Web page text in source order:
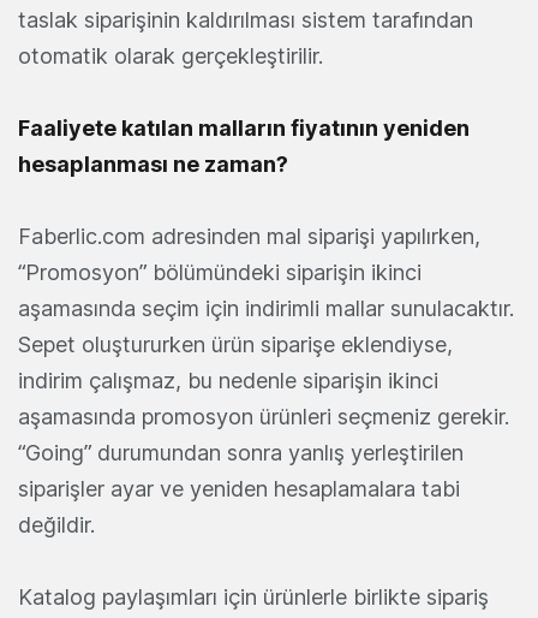
taslak siparişinin kaldırılması sistem tarafından
otomatik olarak gerçekleştirilir.
Faaliyete katılan malların fiyatının yeniden
hesaplanması ne zaman?
Faberlic.com adresinden mal siparişi yapılırken,
“Promosyon” bölümündeki siparişin ikinci
aşamasında seçim için indirimli mallar sunulacaktır.
Sepet oluştururken ürün siparişe eklendiyse,
indirim çalışmaz, bu nedenle siparişin ikinci
aşamasında promosyon ürünleri seçmeniz gerekir.
“Going” durumundan sonra yanlış yerleştirilen
siparişler ayar ve yeniden hesaplamalara tabi
değildir.
Katalog paylaşımları için ürünlerle birlikte sipariş